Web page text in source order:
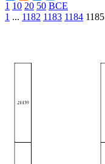
1 10 20 50 ВСЕ
1 ... 1182 1183 1184 1185